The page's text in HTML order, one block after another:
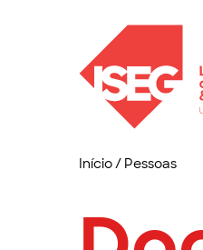
Início/ Pessoas